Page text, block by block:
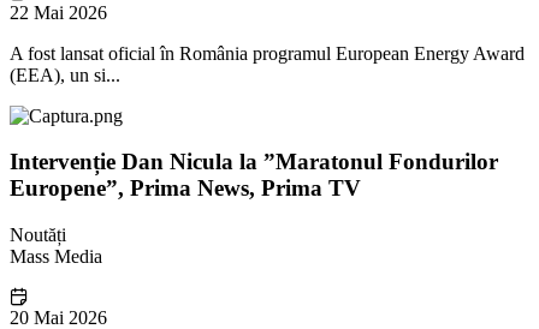
22 Mai 2026
A fost lansat oficial în România programul European Energy Award
(EEA), un si...
Intervenție Dan Nicula la ”Maratonul Fondurilor
Europene”, Prima News, Prima TV
Noutăți
Mass Media
20 Mai 2026